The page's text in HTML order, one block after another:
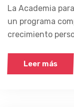
La Academia
un programa
crecimiento
Leer más